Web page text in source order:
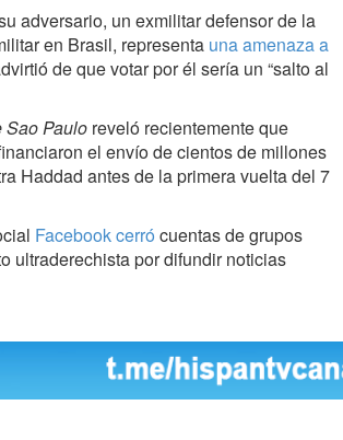
adversario, un exmilitar defensor de la
en Brasil, representa una amenaza a
de que votar por él sería un “salto al
Sao Paulo reveló recientemente que
el envío de cientos de millones
Haddad antes de la primera vuelta del 7
Facebook cerró cuentas de grupos
ultraderechista por difundir noticias